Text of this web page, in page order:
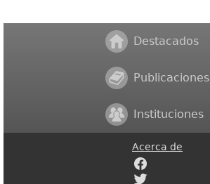
Destacados
Publicaciones
Instituciones
Acerca de